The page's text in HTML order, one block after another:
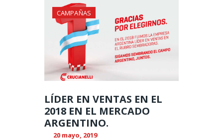
CAMPAÑAS
LÍDER EN VENTAS EN EL
2018 EN EL MERCADO
ARGENTINO.
20 mayo, 2019